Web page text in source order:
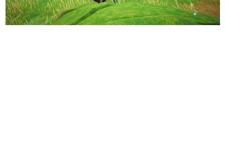
なんでゲームは面白い？
ゲーム開発者・hamatsu氏がゲームの魅力を画面や操作の
具体的な形から解き明かしていく、硬派で骨太な評論連載